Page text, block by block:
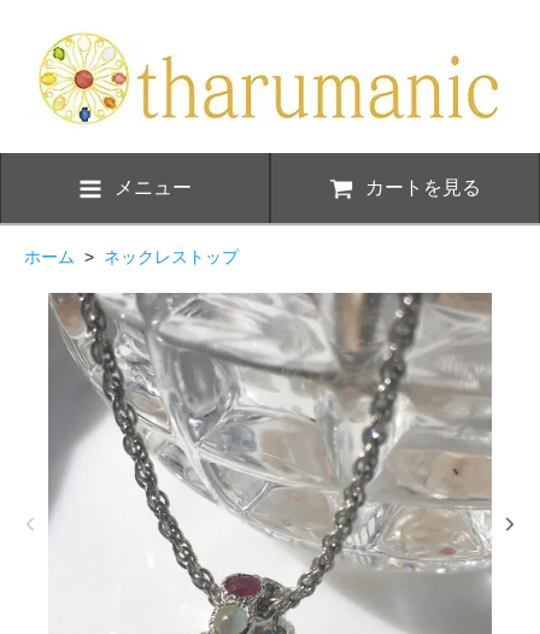
メニュー カートを見る
ホーム > ネックレストップ